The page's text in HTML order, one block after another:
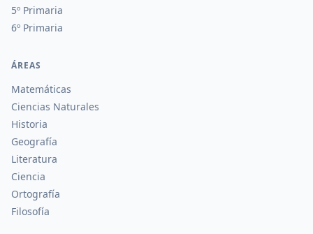
5º Primaria
6º Primaria
ÁREAS
Matemáticas
Ciencias Naturales
Historia
Geografía
Literatura
Ciencia
Ortografía
Filosofía